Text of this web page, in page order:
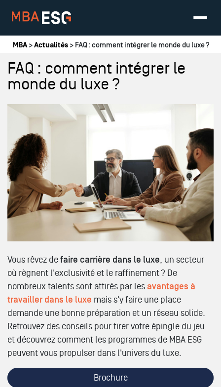
Vous êtes ici
MBA>Actualités > FAQ : comment intégrer le monde du luxe ?
FAQ : comment intégrer le
monde du luxe ?
Vous rêvez de faire carrière dans le luxe, un secteur
où règnent l'exclusivité et le raffinement ? De
nombreux talents sont attirés par les avantages à
travailler dans le luxe mais s'y faire une place
demande une bonne préparation et un réseau solide.
Retrouvez des conseils pour tirer votre épingle du jeu
et découvrez comment les programmes de MBA ESG
peuvent vous propulser dans l'univers du luxe.
Brochure